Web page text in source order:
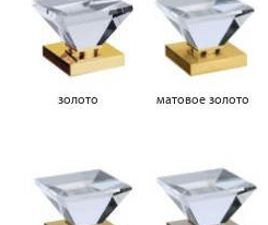
золото матовое золото